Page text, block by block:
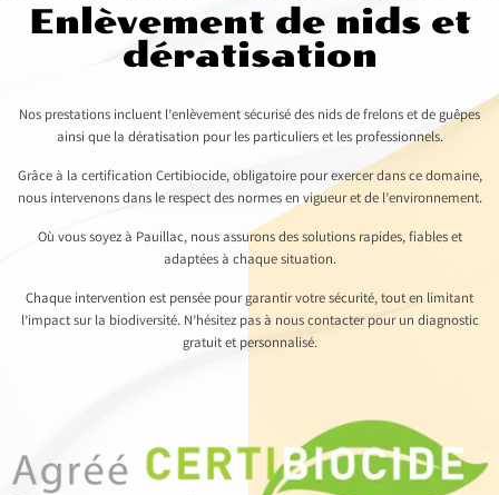
Enlèvement de nids et
dératisation
Nos prestations incluent l’enlèvement sécurisé des nids de frelons et de guêpes
ainsi que la dératisation pour les particuliers et les professionnels.
Grâce à la certification Certibiocide, obligatoire pour exercer dans ce domaine,
nous intervenons dans le respect des normes en vigueur et de l’environnement.
Où vous soyez à Pauillac, nous assurons des solutions rapides, fiables et
adaptées à chaque situation.
Chaque intervention est pensée pour garantir votre sécurité, tout en limitant
l’impact sur la biodiversité. N’hésitez pas à nous contacter pour un diagnostic
gratuit et personnalisé.